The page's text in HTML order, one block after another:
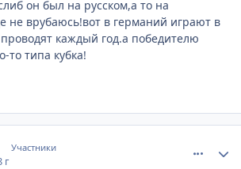
он был на русском,а то на
не врубаюсь!вот в германий играют в
каждый год.а победителю
то типа кубка!
Участники
г